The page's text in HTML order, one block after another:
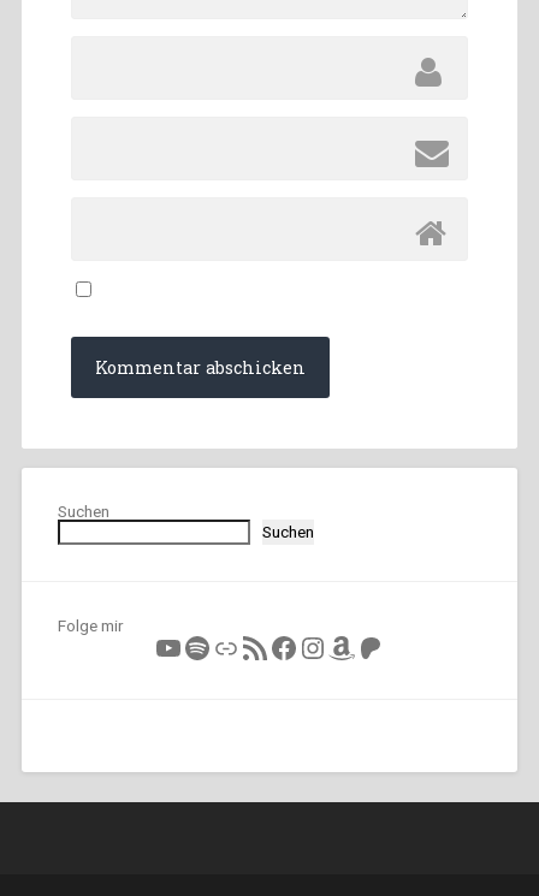
Suchen
Suchen
Folge mir
YouTube
Spotify
LinkRSS-FeedFacebook
Instagram
Amazon
Patreon